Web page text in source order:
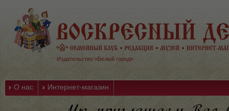
Издательство «Белый город»
О нас Интернет-магазин